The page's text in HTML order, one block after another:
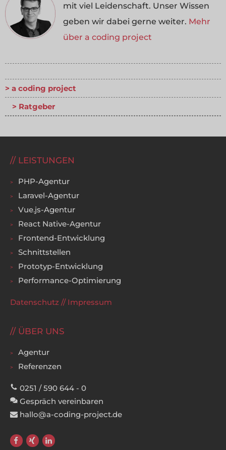
mit viel Leidenschaft. Unser Wissen
geben wir dabei gerne weiter. Mehr
über a coding project
a coding project
Ratgeber
LEISTUNGEN
PHP-Agentur
Laravel-Agentur
Vue.js-Agentur
React Native-Agentur
Frontend-Entwicklung
Schnittstellen
Prototyp-Entwicklung
Performance-Optimierung
Datenschutz // Impressum
ÜBER UNS
Agentur
Referenzen
0251 / 590 644 - 0
Gespräch vereinbaren
hallo@a-coding-project.de